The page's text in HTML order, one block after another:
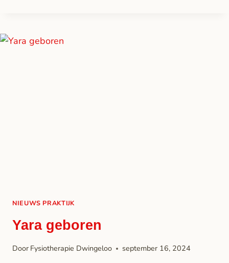
NIEUWS PRAKTIJK
Yara geboren
Door Fysiotherapie Dwingeloo september 16, 2024